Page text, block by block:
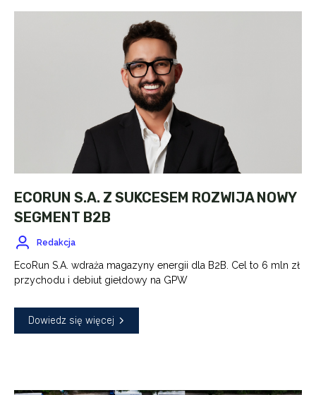
ECORUN S.A. Z SUKCESEM ROZWIJA NOWY
SEGMENT B2B
Redakcja
EcoRun S.A. wdraża magazyny energii dla B2B. Cel to 6 mln zł
przychodu i debiut giełdowy na GPW
Dowiedz się więcej